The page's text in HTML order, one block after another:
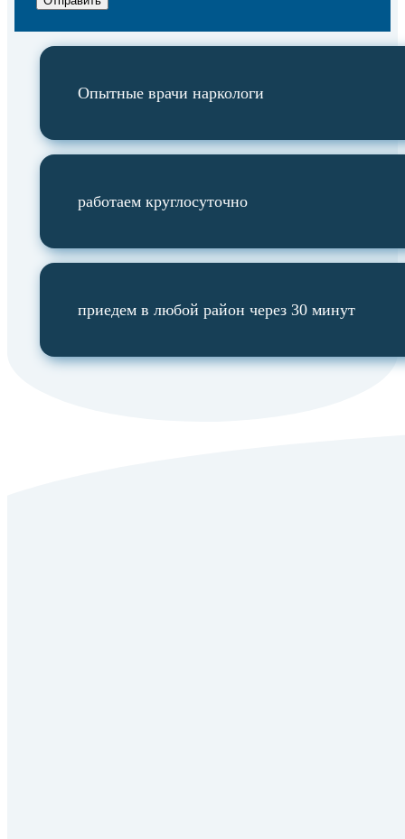
Опытные врачи наркологи
работаем круглосуточно
приедем в любой район через 30 минут